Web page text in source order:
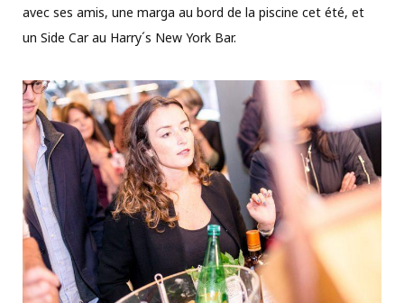
avec ses amis, une marga au bord de la piscine cet été, et
un Side Car au Harry´s New York Bar.